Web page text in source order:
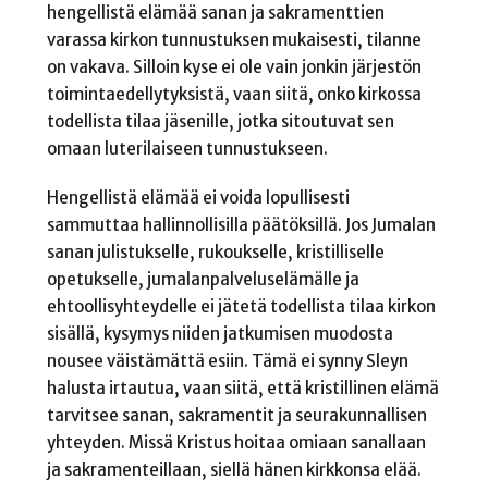
hengellistä elämää sanan ja sakramenttien
varassa kirkon tunnustuksen mukaisesti, tilanne
on vakava. Silloin kyse ei ole vain jonkin järjestön
toimintaedellytyksistä, vaan siitä, onko kirkossa
todellista tilaa jäsenille, jotka sitoutuvat sen
omaan luterilaiseen tunnustukseen.
Hengellistä elämää ei voida lopullisesti
sammuttaa hallinnollisilla päätöksillä. Jos Jumalan
sanan julistukselle, rukoukselle, kristilliselle
opetukselle, jumalanpalveluselämälle ja
ehtoollisyhteydelle ei jätetä todellista tilaa kirkon
sisällä, kysymys niiden jatkumisen muodosta
nousee väistämättä esiin. Tämä ei synny Sleyn
halusta irtautua, vaan siitä, että kristillinen elämä
tarvitsee sanan, sakramentit ja seurakunnallisen
yhteyden. Missä Kristus hoitaa omiaan sanallaan
ja sakramenteillaan, siellä hänen kirkkonsa elää.